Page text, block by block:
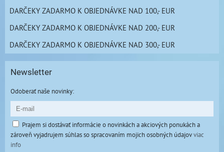
DARČEKY ZADARMO K OBJEDNÁVKE NAD 100,- EUR
DARČEKY ZADARMO K OBJEDNÁVKE NAD 200,- EUR
DARČEKY ZADARMO K OBJEDNÁVKE NAD 300,- EUR
Newsletter
Odoberať naše novinky:
Prajem si dostávať informácie o novinkách a akciových ponukách a
zároveň vyjadrujem súhlas so spracovaním mojich osobných údajovviac
info